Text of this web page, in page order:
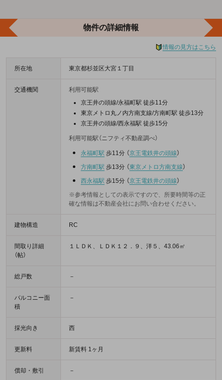
物件の詳細情報
情報の見方はこちら
所在地 東京都杉並区大宮１丁目
交通機関
利用可能駅
京王井の頭線/永福町駅 徒歩11分
東京メトロ丸ノ内方南支線/方南町駅 徒歩13分
京王井の頭線/西永福駅 徒歩15分
利用可能駅（ニフティ不動産調べ）
永福町駅 歩11分 （京王電鉄井の頭線）
方南町駅 歩13分 （東京メトロ方南支線）
西永福駅 歩15分 （京王電鉄井の頭線）
※参考情報としての表示ですので、所要時間等の正
確な情報は不動産会社にお問い合わせください。
建物構造 RC
間取り詳細
（帖）
１ＬＤＫ、ＬＤＫ１２．９、洋５、43.06㎡
総戸数 －
バルコニー面
積
－
採光向き 西
更新料 新賃料 1ヶ月
償却・敷引 －